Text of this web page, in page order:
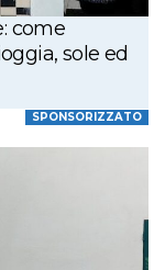
come
sole ed
SPONSORIZZATO